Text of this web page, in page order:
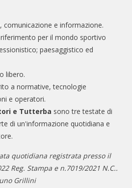
comunicazione e informazione.
per il mondo sportivo
paesaggistico ed
libero.
a normative, tecnologie
e operatori.
e Tutterba sono tre testate di
di un'informazione quotidiana e
quotidiana registrata presso il
Reg. Stampa e n.7019/2021 N.C..
Grillini